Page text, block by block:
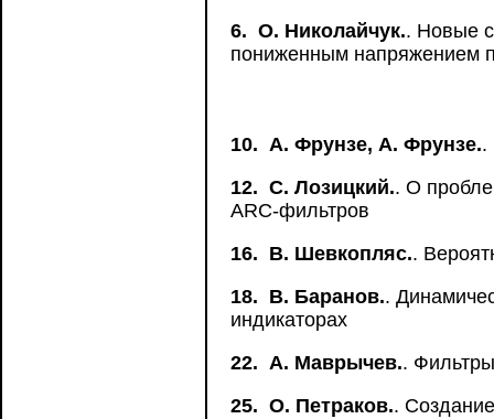
6. О. Николайчук.. Новые
пониженным напряжением
10. A. Фрунзе, А. Фрунзе..
12. С. Лозицкий.. О
ARC-фильтров
16. B. Шевкопляс..
18. B. Баранов..
индикаторах
22. А. Маврычев..
25. О. Петраков..